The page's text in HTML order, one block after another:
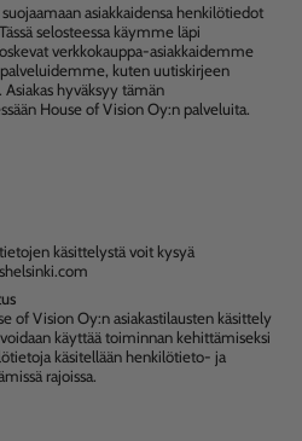
asiakkaidensa henkilötiedot
selosteessa käymme läpi
verkkokauppa-asiakkaidemme
kuten uutiskirjeen
hyväksyy tämän
House of Vision Oy:n palveluita.
käsittelystä voit kysyä
of Vision Oy:n asiakastilausten käsittely
käyttää toiminnan kehittämiseksi
käsitellään henkilötieto- ja
rajoissa.